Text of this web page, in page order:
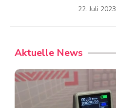
22. Juli 2023
Aktuelle News